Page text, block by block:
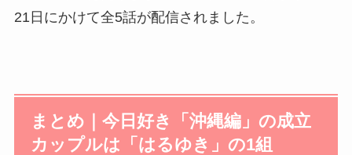
21日にかけて全5話が配信されました。
まとめ｜今日好き「沖縄編」の成立
カップルは「はるゆき」の1組